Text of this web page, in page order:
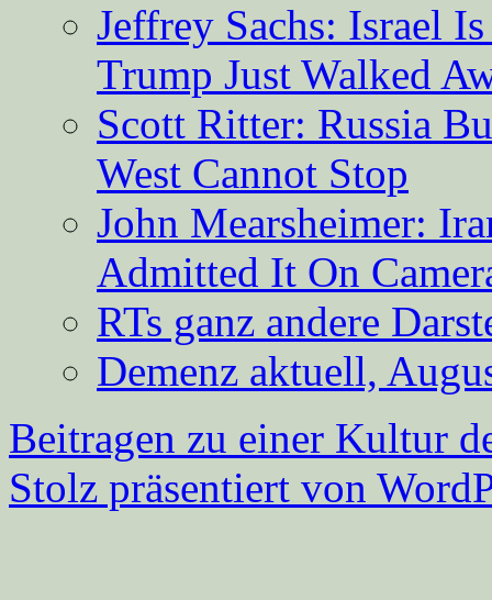
Jeffrey Sachs: Israel
Trump Just Walked
Scott Ritter: Russia
West Cannot Stop
John Mearsheimer:
Admitted It On
RTs ganz andere
Demenz aktuell,
Beitragen zu einer Kultur
Stolz präsentiert von